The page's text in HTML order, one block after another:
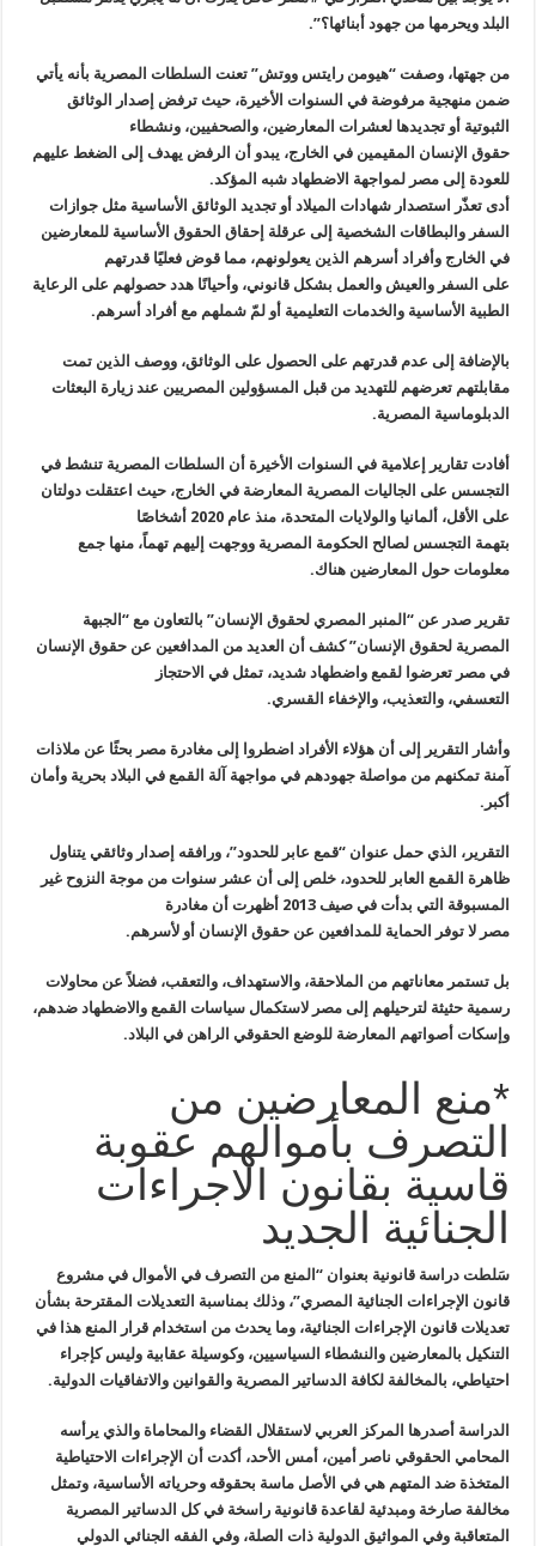
البلد ويحرمها من جهود أبنائها؟”.
من جهتها، وصفت “هيومن رايتس ووتش” تعنت السلطات المصرية بأنه يأتي
ضمن منهجية مرفوضة في السنوات الأخيرة، حيث ترفض إصدار الوثائق
الثبوتية أو تجديدها لعشرات المعارضين، والصحفيين، ونشطاء
حقوق الإنسان المقيمين في الخارج، يبدو أن الرفض يهدف إلى الضغط عليهم
للعودة إلى مصر لمواجهة الاضطهاد شبه المؤكد.
أدى تعذّر استصدار شهادات الميلاد أو تجديد الوثائق الأساسية مثل جوازات
السفر والبطاقات الشخصية إلى عرقلة إحقاق الحقوق الأساسية للمعارضين
في الخارج وأفراد أسرهم الذين يعولونهم، مما قوض فعليًا قدرتهم
على السفر والعيش والعمل بشكل قانوني، وأحيانًا هدد حصولهم على الرعاية
الطبية الأساسية والخدمات التعليمية أو لمّ شملهم مع أفراد أسرهم.
بالإضافة إلى عدم قدرتهم على الحصول على الوثائق، ووصف الذين تمت
مقابلتهم تعرضهم للتهديد من قبل المسؤولين المصريين عند زيارة البعثات
الدبلوماسية المصرية.
أفادت تقارير إعلامية في السنوات الأخيرة أن السلطات المصرية تنشط في
التجسس على الجاليات المصرية المعارضة في الخارج، حيث اعتقلت دولتان
على الأقل، ألمانيا والولايات المتحدة، منذ عام 2020 أشخاصًا
بتهمة التجسس لصالح الحكومة المصرية ووجهت إليهم تهماً، منها جمع
معلومات حول المعارضين هناك.
تقرير صدر عن “المنبر المصري لحقوق الإنسان” بالتعاون مع “الجبهة
المصرية لحقوق الإنسان” كشف أن العديد من المدافعين عن حقوق الإنسان
في مصر تعرضوا لقمع واضطهاد شديد، تمثل في الاحتجاز
التعسفي، والتعذيب، والإخفاء القسري.
وأشار التقرير إلى أن هؤلاء الأفراد اضطروا إلى مغادرة مصر بحثًا عن ملاذات
آمنة تمكنهم من مواصلة جهودهم في مواجهة آلة القمع في البلاد بحرية وأمان
أكبر.
التقرير، الذي حمل عنوان “قمع عابر للحدود”، ورافقه إصدار وثائقي يتناول
ظاهرة القمع العابر للحدود، خلص إلى أن عشر سنوات من موجة النزوح غير
المسبوقة التي بدأت في صيف 2013 أظهرت أن مغادرة
مصر لا توفر الحماية للمدافعين عن حقوق الإنسان أو لأسرهم.
بل تستمر معاناتهم من الملاحقة، والاستهداف، والتعقب، فضلاً عن محاولات
رسمية حثيثة لترحيلهم إلى مصر لاستكمال سياسات القمع والاضطهاد ضدهم،
وإسكات أصواتهم المعارضة للوضع الحقوقي الراهن في البلاد.
*منع المعارضين من
التصرف بأموالهم عقوبة
قاسية بقانون الاجراءات
الجنائية الجديد
سَلطت دراسة قانونية بعنوان “المنع من التصرف في الأموال في مشروع
قانون الإجراءات الجنائية المصري”، وذلك بمناسبة التعديلات المقترحة بشأن
تعديلات قانون الإجراءات الجنائية، وما يحدث من استخدام قرار المنع هذا في
التنكيل بالمعارضين والنشطاء السياسيين، وكوسيلة عقابية وليس كإجراء
احتياطي، بالمخالفة لكافة الدساتير المصرية والقوانين والاتفاقيات الدولية.
الدراسة أصدرها المركز العربي لاستقلال القضاء والمحاماة والذي يرأسه
المحامي الحقوقي ناصر أمين، أمس الأحد، أكدت أن الإجراءات الاحتياطية
المتخذة ضد المتهم هي في الأصل ماسة بحقوقه وحرياته الأساسية، وتمثل
مخالفة صارخة ومبدئية لقاعدة قانونية راسخة في كل الدساتير المصرية
المتعاقبة وفي المواثيق الدولية ذات الصلة، وفي الفقه الجنائي الدولي